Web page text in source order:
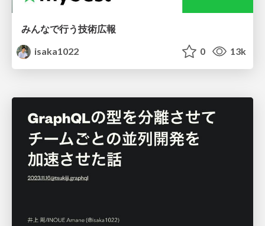
みんなで行う技術広報
isaka1022
0 13k